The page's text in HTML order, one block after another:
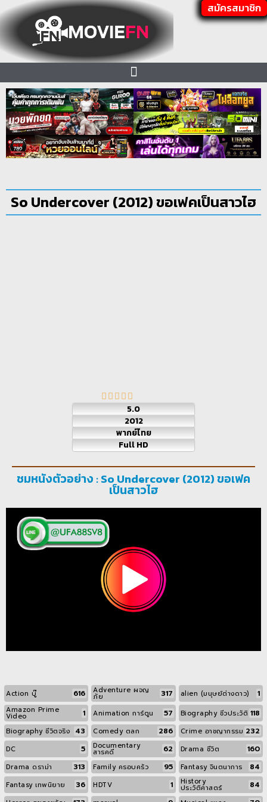
สมัครสมาชิก
So Undercover (2012) ขอเฟคเป็นสาวไฮ
5.0
2012
พากย์ไทย
Full HD
ชมหนังตัวอย่าง : So Undercover (2012) ขอเฟค
เป็นสาวไฮ
Action บู๊ 616 Adventure ผจญ
ภัย 317 alien (มนุษย์ต่างดาว) 1
Amazon Prime
Video 1 Animation การ์ตูน 57 Biography ชีวประวัติ 118
Biography ชีวิตจริง 43 Comedy ตลก 286 Crime อาชญากรรม 232
DC 5 Documentary
สารคดี 62 Drama ชีวิต 160
Drama ดราม่า 313 Family ครอบครัว 95 Fantasy จินตนาการ 84
Fantasy เทพนิยาย 36 HDTV 1 History
ประวัติศาสตร์ 84